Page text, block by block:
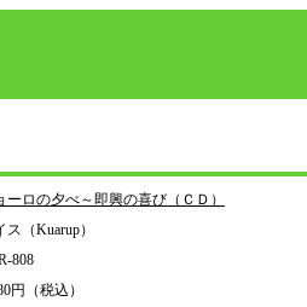
ーロの夕べ～即興の喜び（ＣＤ）
ス（Kuarup）
808
円（税込）